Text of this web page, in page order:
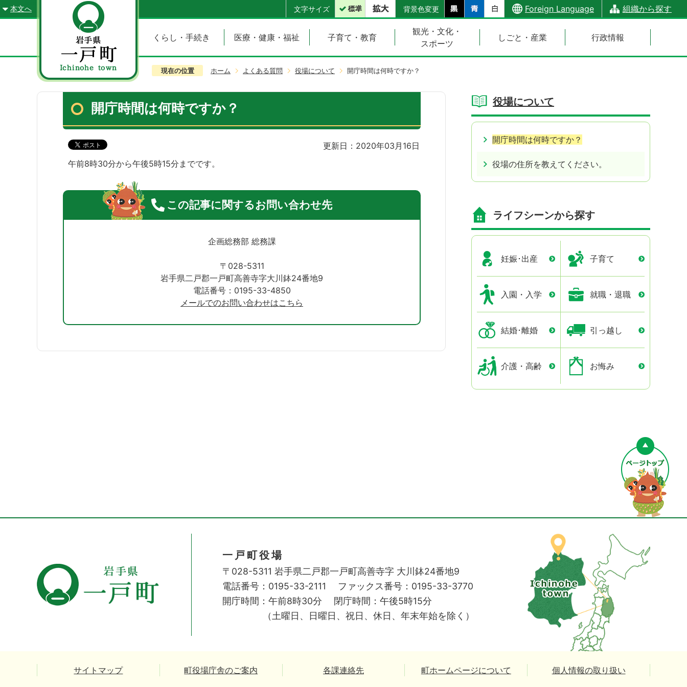
本文へ 文字サイズ 背景色変更 Foreign Language 組織から探す
くらし・手続き 医療・健康・福祉 子育て・教育
観光・文化・
スポーツ
しごと・産業 行政情報
現在の位置 ホーム よくある質問 役場について 開庁時間は何時ですか？
開庁時間は何時ですか？
更新日：2020年03月16日
午前8時30分から午後5時15分までです。
この記事に関するお問い合わせ先
企画総務部 総務課
〒028-5311
岩手県二戸郡一戸町高善寺字大川鉢24番地9
電話番号：0195-33-4850
メールでのお問い合わせはこちら
役場について
開庁時間は何時ですか？
役場の住所を教えてください。
ライフシーンから探す
妊娠･出産 子育て
入園・入学 就職・退職
結婚･離婚 引っ越し
介護・高齢 お悔み
一戸町役場
〒028-5311 岩手県二戸郡一戸町高善寺字 大川鉢24番地9
電話番号：0195-33-2111
ファックス番号：0195-33-3770
開庁時間：午前8時30分
閉庁時間：午後5時15分
（土曜日、日曜日、祝日、休日、年末年始を除く）
サイトマップ 町役場庁舎のご案内 各課連絡先 町ホームページについて 個人情報の取り扱い